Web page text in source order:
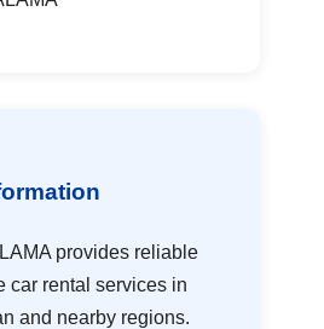
provides reliable
car rental services in
and nearby regions.